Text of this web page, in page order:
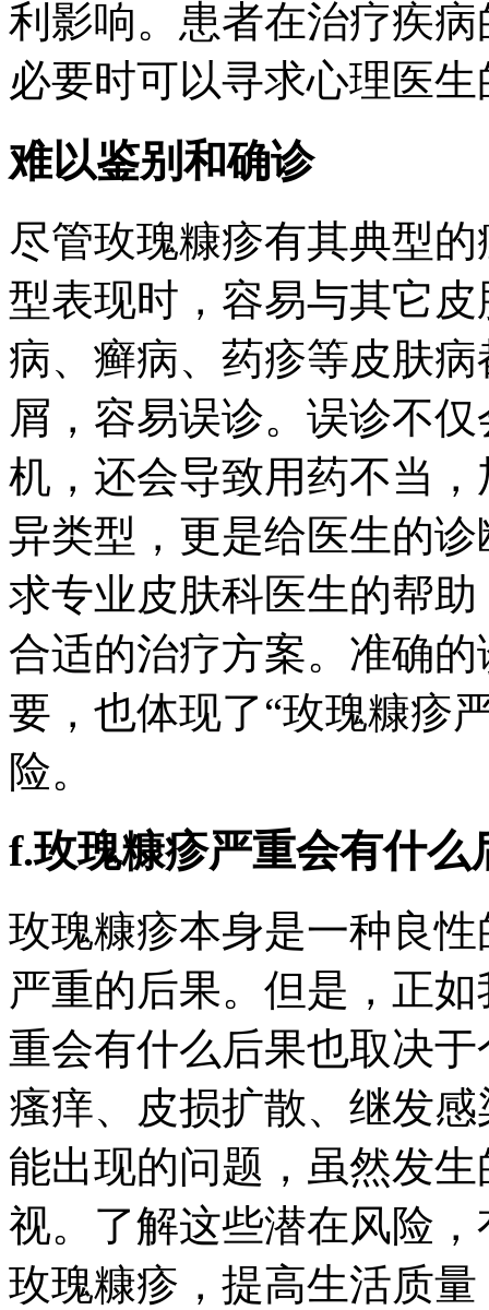
利影响。患者在治疗疾
必要时可以寻求心理医
难以鉴别和确诊
尽管玫瑰糠疹有其典型
型表现时，容易与其它
病、癣病、药疹等皮肤
屑，容易误诊。误诊不
机，还会导致用药不当
异类型，更是给医生的
求专业皮肤科医生的帮
合适的治疗方案。准确
要，也体现了“玫瑰糠疹
险。
f.玫瑰糠疹严重会有什么
玫瑰糠疹本身是一种良
严重的后果。但是，正
重会有什么后果也取决
瘙痒、皮损扩散、继发
能出现的问题，虽然发
视。了解这些潜在风险
玫瑰糠疹，提高生活质